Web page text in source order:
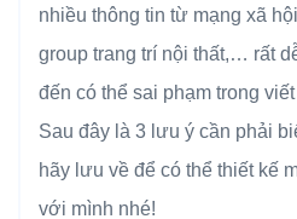
nhiều thông tin từ mạng xã
group trang trí nội thất,… rất
đến có thể sai phạm trong
Sau đây là 3 lưu ý cần phải
hãy lưu về để có thể thiết kế
với mình nhé!